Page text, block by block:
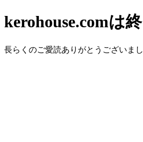
kerohouse.comは
長らくのご愛読ありがとうございま